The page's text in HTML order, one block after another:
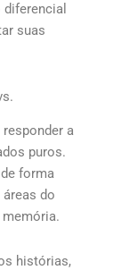
suas
a
puros.
forma
do
histórias,